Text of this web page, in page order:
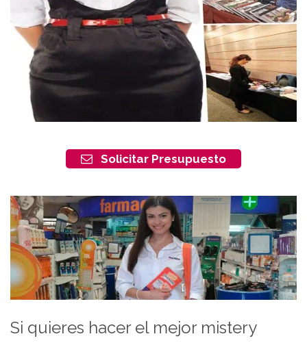
Solicitar Presupuesto
Si quieres hacer el mejor mistery